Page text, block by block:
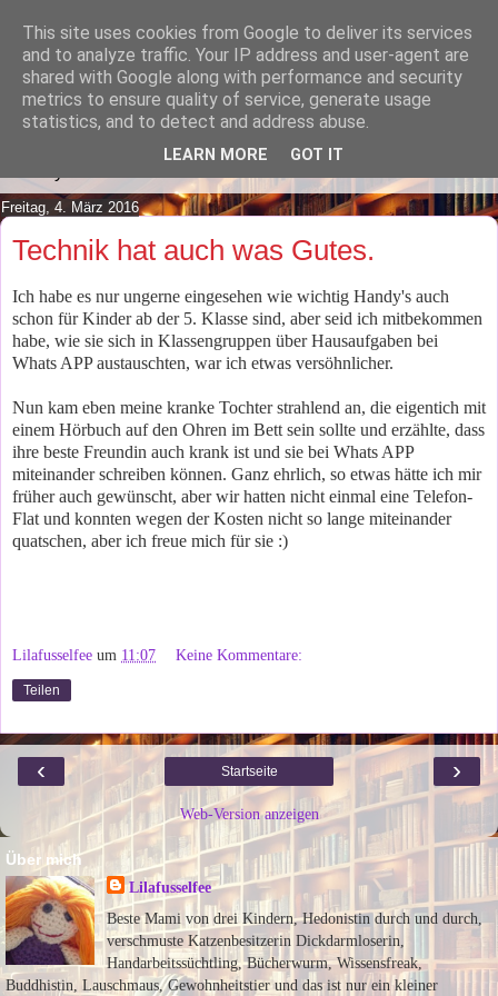
Lilafusselfee lädt Dich in ihr
Wohnzimmer ein.
Mach es Dir doch gemütlich und lies ein wenig über meine
Freitag, 4. März 2016
Technik hat auch was Gutes.
Ich habe es nur ungerne eingesehen wie wichtig Handy's auch
schon für Kinder ab der 5. Klasse sind, aber seid ich mitbekommen
habe, wie sie sich in Klassengruppen über Hausaufgaben bei
Whats APP austauschten, war ich etwas versöhnlicher.
Nun kam eben meine kranke Tochter strahlend an, die eigentich mit
einem Hörbuch auf den Ohren im Bett sein sollte und erzählte, dass
ihre beste Freundin auch krank ist und sie bei Whats APP
miteinander schreiben können. Ganz ehrlich, so etwas hätte ich mir
früher auch gewünscht, aber wir hatten nicht einmal eine Telefon-
Flat und konnten wegen der Kosten nicht so lange miteinander
quatschen, aber ich freue mich für sie :)
Lilafusselfee um 11:07 Keine Kommentare:
Teilen
‹ ›
Startseite
Web-Version anzeigen
Über mich
Lilafusselfee
Beste Mami von drei Kindern, Hedonistin durch und durch,
verschmuste Katzenbesitzerin Dickdarmloserin,
Handarbeitssüchtling, Bücherwurm, Wissensfreak,
Buddhistin, Lauschmaus, Gewohnheitstier und das ist nur ein kleiner
This site uses cookies from Google to deliver its services
and to analyze traffic. Your IP address and user-agent are
shared with Google along with performance and security
metrics to ensure quality of service, generate usage
statistics, and to detect and address abuse.
LEARN MORE GOT IT